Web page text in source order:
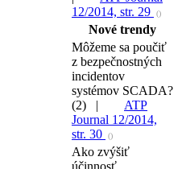
12/2014, str. 29
()
Nové trendy
Môžeme sa poučiť
z bezpečnostných
incidentov
systémov SCADA?
(2) |
ATP
Journal 12/2014,
str. 30
()
Ako zvýšiť